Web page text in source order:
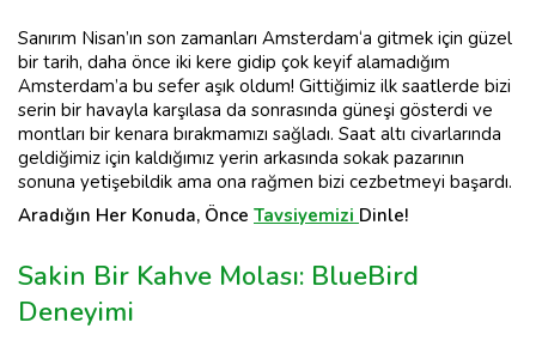
Sanırım Nisan’ın son zamanları Amsterdam‘a gitmek için güzel
bir tarih, daha önce iki kere gidip çok keyif alamadığım
Amsterdam’a bu sefer aşık oldum! Gittiğimiz ilk saatlerde bizi
serin bir havayla karşılasa da sonrasında güneşi gösterdi ve
montları bir kenara bırakmamızı sağladı. Saat altı civarlarında
geldiğimiz için kaldığımız yerin arkasında sokak pazarının
sonuna yetişebildik ama ona rağmen bizi cezbetmeyi başardı.
Aradığın Her Konuda, Önce Tavsiyemizi Dinle!
Sakin Bir Kahve Molası: BlueBird
Deneyimi